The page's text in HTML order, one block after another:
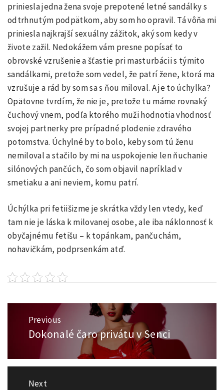
priniesla jedna žena svoje prepotené letné sandálky s
odtrhnutým podpätkom, aby som ho opravil. Tá vôňa mi
priniesla najkrajší sexuálny zážitok, aký som kedy v
živote zažil. Nedokážem vám presne popísať to
obrovské vzrušenie a šťastie pri masturbácii s týmito
sandálkami, pretože som vedel, že patrí žene, ktorá ma
vzrušuje a rád by som sa s ňou miloval. A je to úchylka?
Opätovne tvrdím, že nie je, pretože tu máme rovnaký
čuchový vnem, podľa ktorého muži hodnotia vhodnosť
svojej partnerky pre prípadné plodenie zdravého
potomstva. Úchylné by to bolo, keby som tú ženu
nemiloval a stačilo by mi na uspokojenie len ňuchanie
silónových pančúch, čo som objavil napríklad v
smetiaku a ani neviem, komu patrí.
Úchýlka pri fetiišizme je skrátka vždy len vtedy, keď
tam nie je láska k milovanej osobe, ale iba náklonnosť k
obyčajnému fetišu – k topánkam, pančuchám,
nohavičkám, podprsenkám atď.
Navigace
příspěvek
Previous
Previous
post:
Dokonalé čaro privátu v Senci
Next